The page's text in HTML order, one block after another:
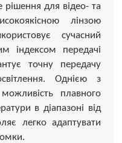
рішення для відео- та
лінзою
сучасний
індексом передачі
точну передачу
Однією з
плавного
в діапазоні від
легко адаптувати